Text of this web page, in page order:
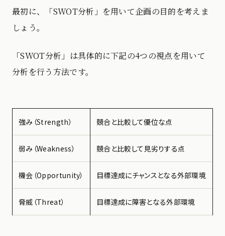
最初に、「SWOT分析」を用いて企画の目的を考えま
しょう。
「SWOT分析」は具体的に下記の4つの視点を用いて
分析を行う方法です。
強み（Strength） 競合と比較して優位な点
弱み（Weakness） 競合と比較して見劣りする点
機会（Opportunity） 目標達成にチャンスとなる外部環境
脅威（Threat） 目標達成に障害となる外部環境